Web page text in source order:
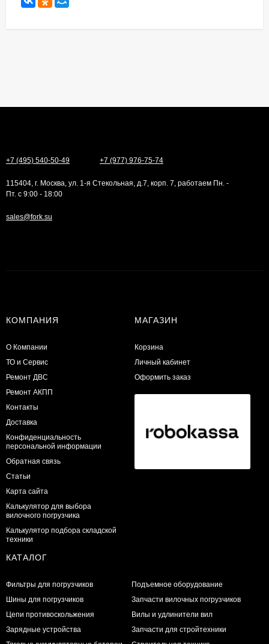
+7 (495) 540-50-49 +7 (977) 976-75-74
115404, г. Москва, ул. 1-я Стекольная, д.7, корп. 7, работаем Пн. -
Пт. с 9:00 - 18:00
sales@fork.su
КОМПАНИЯ
О Компании
ТО и Сервис
​Ремонт ДВС
Ремонт АКПП
Контакты
Доставка
Конфиденциальность
персональной информации
Обратная связь
Статьи
Карта сайта
Калькулятор для выбора
вилочного погрузчика
Калькулятор подбора складской
техники
МАГАЗИН
Корзина
Личный кабинет
Оформить заказ
КАТАЛОГ
Фильтры для погрузчиков
Шины для погрузчиков
Цепи противоскольжения
Зарядные устройства
Подъемное оборудование
Запчасти вилочных погрузчиков
Вилы и удлинители вил
Запчасти для стройтехники